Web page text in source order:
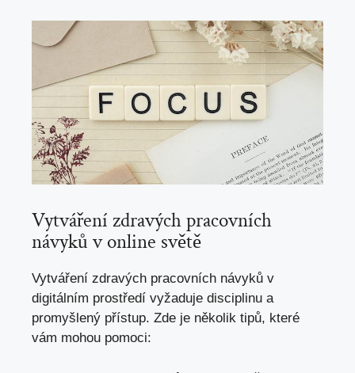
Vytváření zdravých pracovních
návyků v online světě
Vytváření zdravých pracovních návyků v
digitálním prostředí vyžaduje disciplinu a
promyšlený přístup. Zde je několik tipů, které
vám mohou pomoci: